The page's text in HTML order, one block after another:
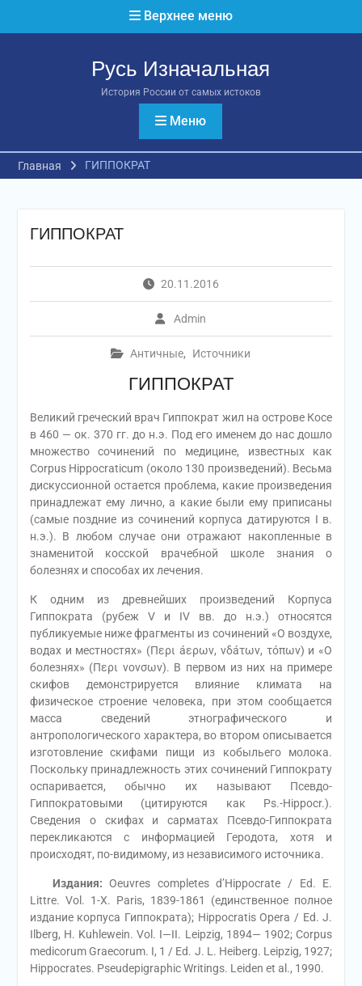
Верхнее меню
Русь Изначальная
История России от самых истоков
Меню
Главная ГИППОКРАТ
ГИППОКРАТ
20.11.2016
Admin
Античные, Источники
ГИППОКРАТ
Великий греческий врач Гиппократ жил на острове Косе
в 460 — ок. 370 гг. до н.э. Под его именем до нас дошло
множество сочинений по медицине, известных как
Corpus Hippocraticum (около 130 произведений). Весьма
дискуссионной остается проблема, какие произведения
принадлежат ему лично, а какие были ему приписаны
(самые поздние из сочинений корпуса датируются I в.
н.э.). В любом случае они отражают накопленные в
знаменитой косской врачебной школе знания о
болезнях и способах их лечения.
К одним из древнейших произведений Корпуса
Гиппократа (рубеж V и IV вв. до н.э.) относятся
публикуемые ниже фрагменты из сочинений «О воздухе,
водах и местностях» (Περι áερων, νδáτων, τóπων) и «О
болезнях» (Περι νονσων). В первом из них на примере
скифов демонстрируется влияние климата на
физическое строение человека, при этом сообщается
масса сведений этнографического и
антропологического характера, во втором описывается
изготовление скифами пищи из кобыльего молока.
Поскольку принадлежность этих сочинений Гиппократу
оспаривается, обычно их называют Псевдо-
Гиппократовыми (цитируются как Ps.-Hippocr.).
Сведения о скифах и сарматах Псевдо-Гиппократа
перекликаются с информацией Геродота, хотя и
происходят, по-видимому, из независимого источника.
Издания: Oeuvres completes d’Hippocrate / Ed. E.
Littre. Vol. 1-Х. Paris, 1839-1861 (единственное полное
издание корпуса Гиппократа); Hippocratis Opera / Ed. J.
Ilberg, H. Kuhlewein. Vol. I—II. Leipzig, 1894— 1902; Corpus
medicorum Graecorum. I, 1 / Ed. J. L. Heiberg. Leipzig, 1927;
Hippocrates. Pseudepigraphic Writings. Leiden et al., 1990.